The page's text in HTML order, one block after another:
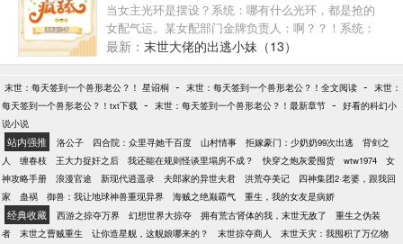
冰冰。 果然这个女人就是惦记上他，想要把他据为己
有。 这么想着，抱住眼前这个女人，亲了上去。 《1>
当女主光环是摆设？系统：哪有什么光环，都是抢的
女配气运。某女配部门金牌负责人：啊？？！系统：
没事哒没事哒，抢回来就好啦~某人：怎么，你不会以
为我还在等你吧？姜璃：我哪有这么自作多情。某人
一把就拉住了：回来！这次，不许再离开我。师尊：
我是你师傅，也只能是你师傅姜璃：师尊别急，我找
天上......好多漂亮的男仙君......魔君：？公主：我懂我
懂，我知道你不想碰我（端起药碗一口闷），你放
心，我不会强人所难的。驸马半夜黑着脸进了太医
院：谁让你给她抓药的公主：不是？合着太医是你的
人啊？**********************姜璃：攻略？我不会啊？系
统：你不用会，男主会自我攻略！
最新： 末世大佬的出逃小妹（13）
末世：每天签到一个兽形老公？！ 星诏桐 - 末世：每天签到一个兽形老公？！全文阅读 - 末世：
每天签到一个兽形老公？！txt下载 - 末世：每天签到一个兽形老公？！最新章节 - 好看的科幻小
说小说
站内强推 洛公子 四合院：众里寻她千百度 山村情事 拒嫁豪门：少奶奶99次出逃
背剑之
人
缠春枝 王大力捉奸之后 我还能在规则怪谈里塌房不成？ 快穿之炮灰爱囤货 wtw1974
女
神攻略手册
浪漫官途 新现代逍遥录 夫郎家的异世夫君 洪荒夺美记
四神集团2·老婆，跟我回
家
蛊祸 御兽：我让地球神兽重现异界 海贼之绝巅霸气 重生，我的女友是病娇
经典收藏 西游之掠夺万界 幻想世界大掠夺 拥有荒古肾体的我，末世无敌了
重生之伪装
者
末世之曹贼重生 让你造星舰，这舰娘哪来的？ 末世掠夺商人
末世天灾：我囤积了万亿物